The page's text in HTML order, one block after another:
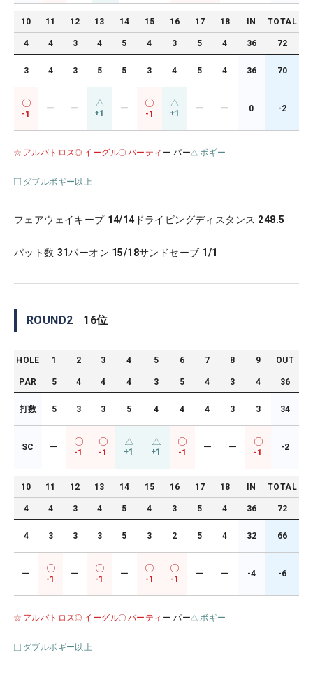
10 11 12 13 14 15 16 17 18 IN TOTAL
4 4 3 4 5 4 3 5 4 36 72
3 4 3 5 5 3 4 5 4 36 70
-1
ー ー +1 ー
-1 +1 ー ー 0 -2
アルバトロス イーグル バーティ ー パー ボギー
ダブルボギー以上
フェアウェイキープ 14/14 ドライビングディスタンス 248.5
パット数 31パーオン 15/18サンドセーブ 1/1
ROUND2 16位
HOLE 1 2 3 4 5 6 7 8 9 OUT
PAR 5 4 4 4 3 5 4 3 4 36
打数 5 3 3 5 4 4 4 3 3 34
SC ー
-1 -1 +1 +1 -1
ー ー
-1
-2
10 11 12 13 14 15 16 17 18 IN TOTAL
4 4 3 4 5 4 3 5 4 36 72
4 3 3 3 5 3 2 5 4 32 66
ー
-1
ー
-1
ー
-1 -1
ー ー -4 -6
アルバトロス イーグル バーティ ー パー ボギー
ダブルボギー以上